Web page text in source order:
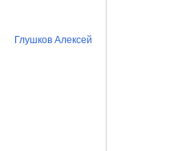
Глушков Алексей